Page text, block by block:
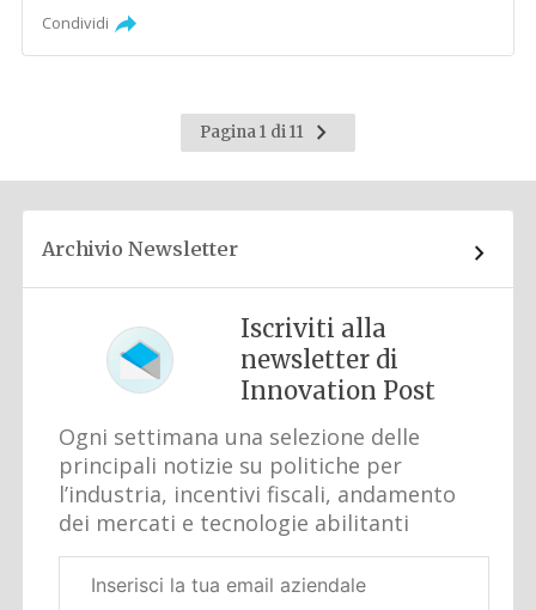
Condividi
Pagina 1 di 11
Pagina
successiva
Archivio Newsletter
Iscriviti alla
newsletter di
Innovation Post
Ogni settimana una selezione delle
principali notizie su politiche per
l’industria, incentivi fiscali, andamento
dei mercati e tecnologie abilitanti
aziendale